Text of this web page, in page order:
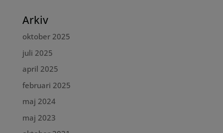
Arkiv
oktober 2025
juli 2025
april 2025
februari 2025
maj 2024
maj 2023